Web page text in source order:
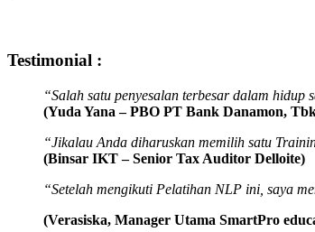
Testimonial :
“Salah satu penyesalan terbesar dalam
(Yuda Yana – PBO PT Bank Danamon,
“Jikalau Anda diharuskan memilih satu
(Binsar IKT – Senior Tax Auditor Delloite)
“Setelah mengikuti Pelatihan NLP ini, saya
(Verasiska, Manager Utama SmartPro